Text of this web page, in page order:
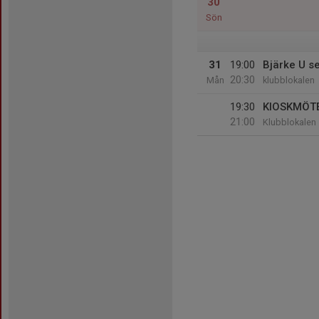
Sön
31
Mån
19:00
20:30
Bjärke U
klubblokalen
19:30
21:00
Klubblokalen